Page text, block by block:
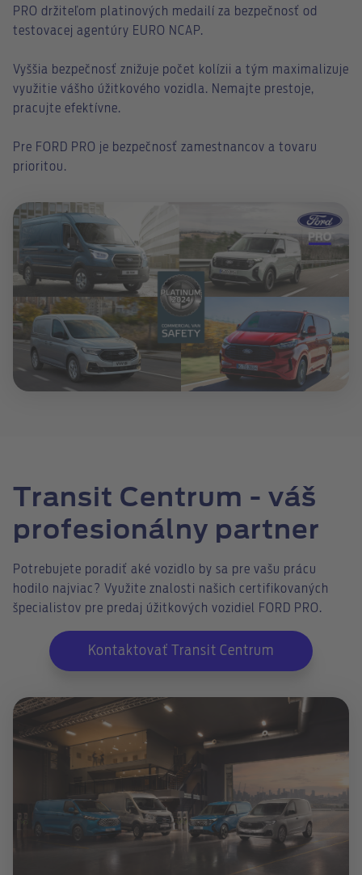
PRO držiteľom platinových medailí za bezpečnosť od
testovacej agentúry EURO NCAP.
Vyššia bezpečnosť znižuje počet kolízii a tým maximalizuje
využitie vášho úžitkového vozidla. Nemajte prestoje,
pracujte efektívne.
Pre FORD PRO je bezpečnosť zamestnancov a tovaru
prioritou.
Transit Centrum - váš
profesionálny partner
Potrebujete poradiť aké vozidlo by sa pre vašu prácu
hodilo najviac? Využite znalosti našich certifikovaných
špecialistov pre predaj úžitkových vozidiel FORD PRO.
Kontaktovať Transit Centrum